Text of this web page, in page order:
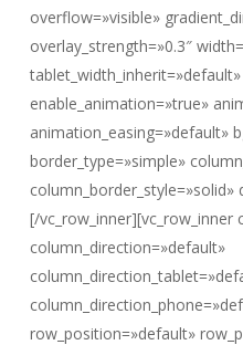
overflow=»visible»
overlay_strength=»0.3″
enable_animation=»true»
animation_easing=»default»
border_type=»simple»
column_border_style=»solid»
[/vc_row_inner][vc_row_inner
column_direction=»default»
row_position=»default»